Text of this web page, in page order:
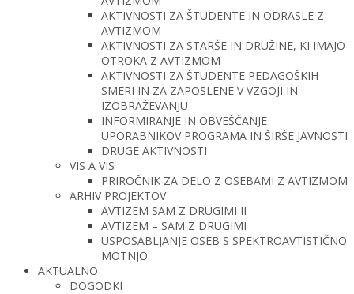
AKTIVNOSTI ZA ŠTUDENTE IN ODRASLE Z
AVTIZMOM
AKTIVNOSTI ZA STARŠE IN DRUŽINE, KI IMAJO
OTROKA Z AVTIZMOM
AKTIVNOSTI ZA ŠTUDENTE PEDAGOŠKIH
SMERI IN ZA ZAPOSLENE V VZGOJI IN
IZOBRAŽEVANJU
INFORMIRANJE IN OBVEŠČANJE
UPORABNIKOV PROGRAMA IN ŠIRŠE JAVNOSTI
DRUGE AKTIVNOSTI
VIS A VIS
PRIROČNIK ZA DELO Z OSEBAMI Z AVTIZMOM
ARHIV PROJEKTOV
AVTIZEM SAM Z DRUGIMI II
AVTIZEM – SAM Z DRUGIMI
USPOSABLJANJE OSEB S SPEKTROAVTISTIČNO
MOTNJO
AKTUALNO
DOGODKI